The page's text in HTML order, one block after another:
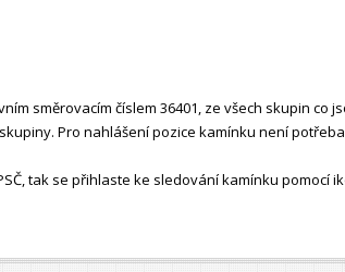
směrovacím číslem 36401, ze všech skupin co
Pro nahlášení pozice kamínku není
tak se přihlaste ke sledování kamínku pomocí